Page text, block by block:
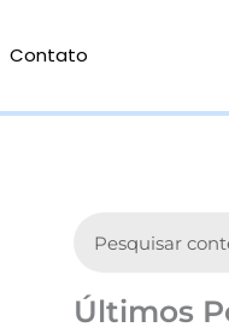
Contato
Últimos